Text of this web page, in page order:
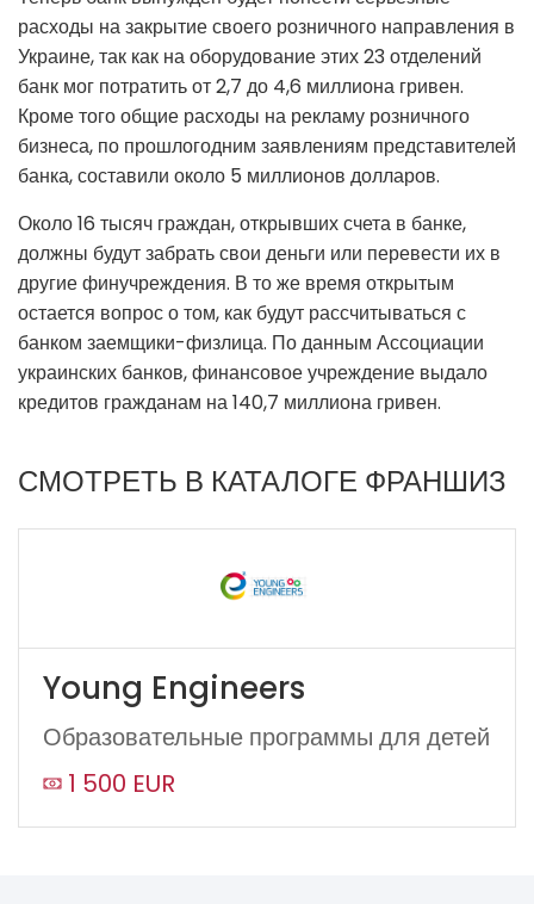
расходы на закрытие своего розничного направления в
Украине, так как на оборудование этих 23 отделений
банк мог потратить от 2,7 до 4,6 миллиона гривен.
Кроме того общие расходы на рекламу розничного
бизнеса, по прошлогодним заявлениям представителей
банка, составили около 5 миллионов долларов.
Около 16 тысяч граждан, открывших счета в банке,
должны будут забрать свои деньги или перевести их в
другие финучреждения. В то же время открытым
остается вопрос о том, как будут рассчитываться с
банком заемщики-физлица. По данным Ассоциации
украинских банков, финансовое учреждение выдало
кредитов гражданам на 140,7 миллиона гривен.
СМОТРЕТЬ В КАТАЛОГЕ ФРАНШИЗ
Young Engineers
Образовательные программы для детей
1 500 EUR